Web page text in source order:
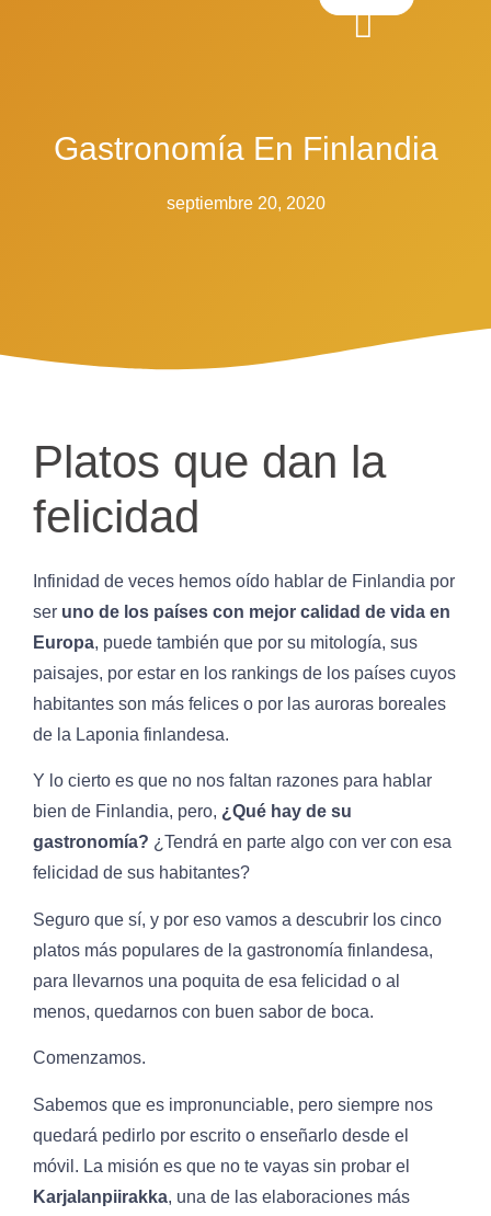
Gastronomía En Finlandia
septiembre 20, 2020
Platos que dan la
felicidad
Infinidad de veces hemos oído hablar de Finlandia por
ser uno de los países con mejor calidad de vida en
Europa, puede también que por su mitología, sus
paisajes, por estar en los rankings de los países cuyos
habitantes son más felices o por las auroras boreales
de la Laponia finlandesa.
Y lo cierto es que no nos faltan razones para hablar
bien de Finlandia, pero, ¿Qué hay de su
gastronomía? ¿Tendrá en parte algo con ver con esa
felicidad de sus habitantes?
Seguro que sí, y por eso vamos a descubrir los cinco
platos más populares de la gastronomía finlandesa,
para llevarnos una poquita de esa felicidad o al
menos, quedarnos con buen sabor de boca.
Comenzamos.
Sabemos que es impronunciable, pero siempre nos
quedará pedirlo por escrito o enseñarlo desde el
móvil. La misión es que no te vayas sin probar el
Karjalanpiirakka, una de las elaboraciones más